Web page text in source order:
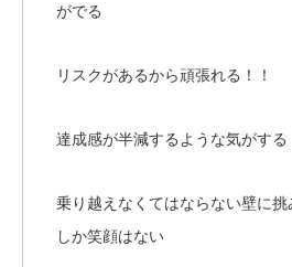
がでる
リスクがあるから頑張れる！！
達成感が半減するような気がする
乗り越えなくてはならない壁に
しか笑顔はない